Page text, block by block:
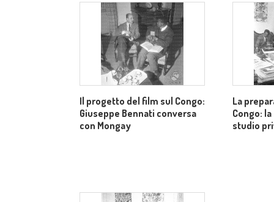
Il progetto del film sul Congo:
Giuseppe Bennati conversa
con Mongay
La
Congo:
studio